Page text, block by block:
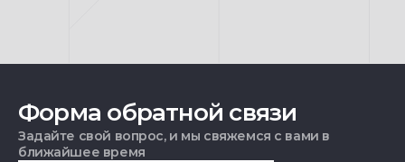
Форма обратной связи
Задайте свой вопрос, и мы свяжемся с вами в
ближайшее время